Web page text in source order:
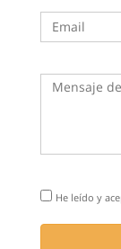
He leído y